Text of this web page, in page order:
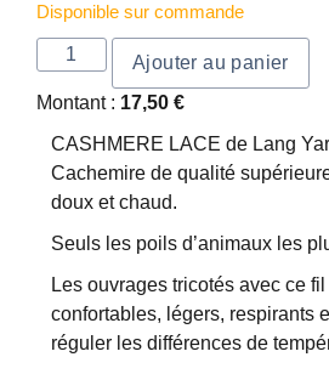
Disponible sur commande
Ajouter au panier
Montant : 17,50 €
CASHMERE LACE de Lang
Cachemire de qualité
doux et chaud.
Seuls les poils d’animaux les
Les ouvrages tricotés avec ce
confortables, légers, respirants
réguler les différences de